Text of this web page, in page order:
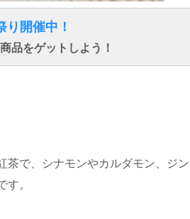
開催中！
品をゲットしよう！
茶で、シナモンやカルダモン、ジン
。